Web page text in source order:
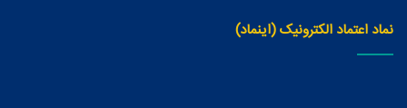
نماد اعتماد الکترونیک (اینماد)